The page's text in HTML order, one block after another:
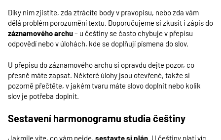
Díky nim zjistíte, zda ztrácíte body v pravopisu, nebo zda vám
dělá problém porozumění textu. Doporučujeme si zkusit i zápis do
záznamového archu– u češtiny se často chybuje v přepisu
odpovědí nebo v úlohách, kde se doplňují písmena do slov.
U přepisu do záznamového archu si opravdu dejte pozor, co
přesně máte zapsat. Některé úlohy jsou otevřené, takže si
pozorně přečtěte, v jakém tvaru máte slovo doplnit nebo kolik
slov je potřeba doplnit.
Sestavení harmonogramu studia češtiny
Jakmile víte, co vám nejde, sestavte si plán. U češtiny platí víc